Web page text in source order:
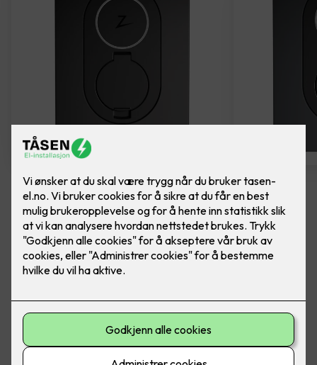
Zaptec Go
Ferdig montert elbillader - Zaptec Go
ladeboks for enebolig og hytte, og med smartladingen Eco
Mode får du lade når strømprisen er på sitt billigste i løpet av
døgnet. Lad hjemme, når det passer deg.